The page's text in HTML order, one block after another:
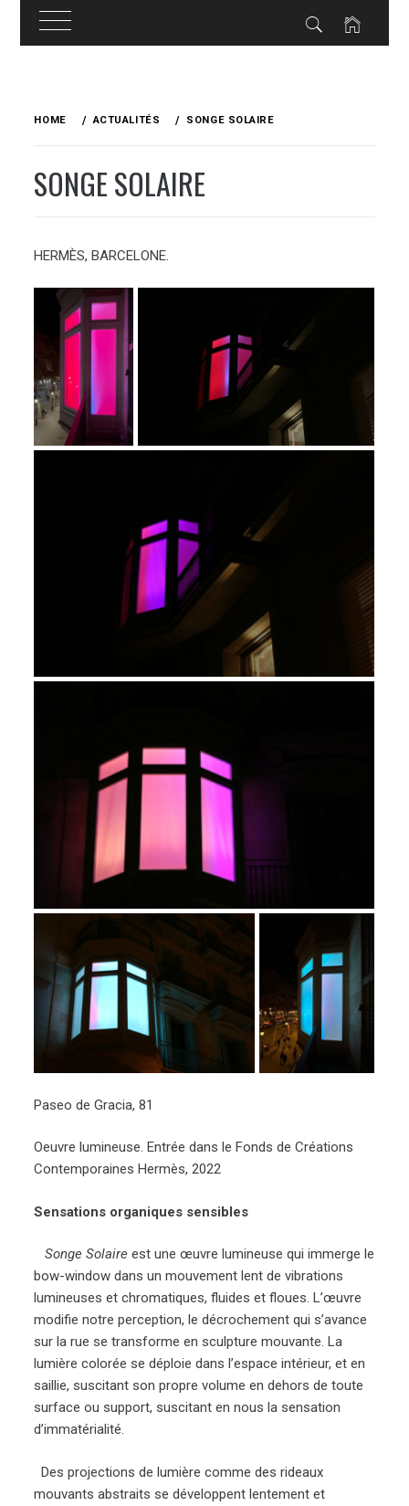
HOME ACTUALITÉS SONGE SOLAIRE
SONGE SOLAIRE
HERMÈS, BARCELONE.
Paseo de Gracia, 81
Oeuvre lumineuse. Entrée dans le Fonds de Créations
Contemporaines Hermès, 2022
Sensations organiques sensibles
Songe Solaireest une œuvre lumineuse qui immerge le
bow-window dans un mouvement lent de vibrations
lumineuses et chromatiques, fluides et floues. L’œuvre
modifie notre perception, le décrochement qui s’avance
sur la rue se transforme en sculpture mouvante. La
lumière colorée se déploie dans l’espace intérieur, et en
saillie, suscitant son propre volume en dehors de toute
surface ou support, suscitant en nous la sensation
d’immatérialité.
Des projections de lumière comme des rideaux
mouvants abstraits se développent lentement et